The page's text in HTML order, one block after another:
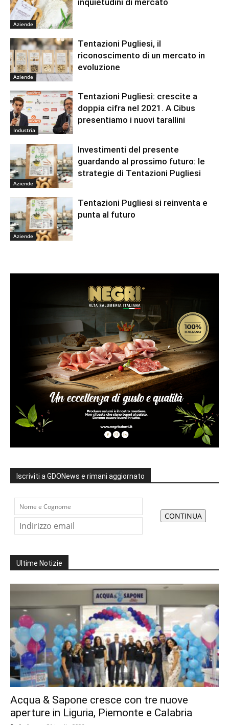
Aziende
Aziende
Tentazioni Pugliesi, il
riconoscimento di un mercato in
evoluzione
Industria
Tentazioni Pugliesi: crescite a
doppia cifra nel 2021. A Cibus
presentiamo i nuovi tarallini
Aziende
Investimenti del presente
guardando al prossimo futuro: le
strategie di Tentazioni Pugliesi
Aziende
Tentazioni Pugliesi si reinventa e
punta al futuro
Iscriviti a GDONews e rimani aggiornato
Ultime Notizie
Acqua & Sapone cresce con tre nuove
aperture in Liguria, Piemonte e Calabria